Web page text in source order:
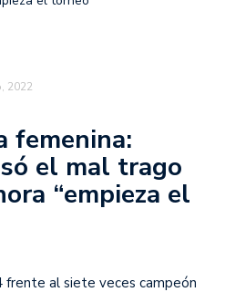
2022
femenina:
el mal trago
“empieza el
frente al siete veces campeón